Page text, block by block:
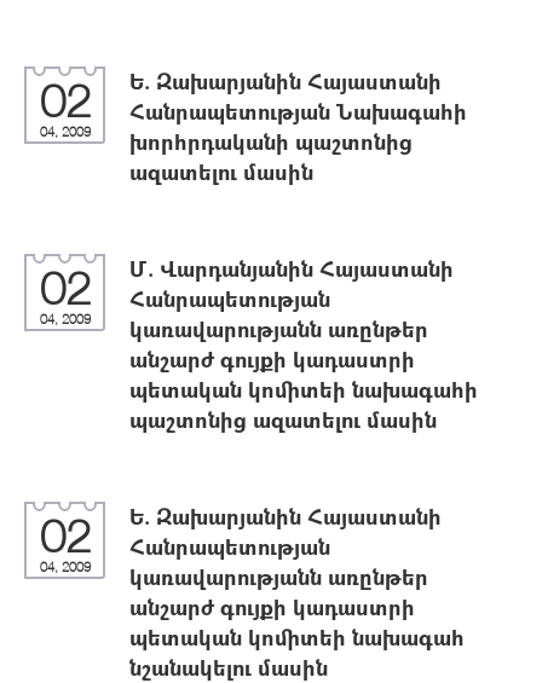
02
04, 2009
Ե. Զախարյանին Հայաստանի
Հանրապետության Նախագահի
խորհրդականի պաշտոնից
ազատելու մասին
02
04, 2009
Մ. Վարդանյանին Հայաստանի
Հանրապետության
կառավարությանն առընթեր
անշարժ գույքի կադաստրի
պետական կոմիտեի նախագահի
պաշտոնից ազատելու մասին
02
04, 2009
Ե. Զախարյանին Հայաստանի
Հանրապետության
կառավարությանն առընթեր
անշարժ գույքի կադաստրի
պետական կոմիտեի նախագահ
նշանակելու մասին